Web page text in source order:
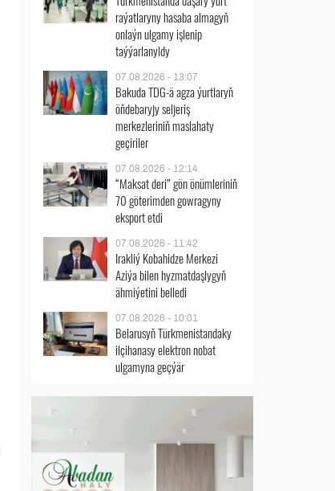
raýatlaryny hasaba almagyň
onlaýn ulgamy işlenip
taýýarlanyldy
07.08.2026 - 13:07
Bakuda TDG-ä agza ýurtlaryň
öňdebaryjy seljeriş
merkezleriniň maslahaty
geçiriler
07.08.2026 - 12:14
“Maksat deri” gön önümleriniň
70 göterimden gowragyny
eksport etdi
07.08.2026 - 11:42
Irakliý Kobahidze Merkezi
Aziýa bilen hyzmatdaşlygyň
ähmiýetini belledi
07.08.2026 - 10:01
Belarusyň Türkmenistandaky
ilçihanasy elektron nobat
ulgamyna geçýär